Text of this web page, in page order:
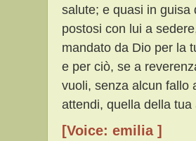
salute; e quasi in guisa
postosi con lui a
mandato da Dio per la
e per ciò, se a
vuoli, senza alcun fallo
attendi, quella della tua
[Voice: emilia ]